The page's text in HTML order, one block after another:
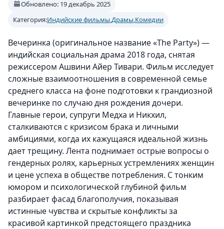
Обновлено: 19 декабрь 2025
Категория:Индийские фильмы,Драмы,Комедии
Вечеринка (оригинальное название «The Party») —
индийская социальная драма 2018 года, снятая
режиссером Ашвини Айер Тивари. Фильм исследует
сложные взаимоотношения в современной семье
среднего класса на фоне подготовки к грандиозной
вечеринке по случаю дня рождения дочери.
Главные герои, супруги Медха и Никхил,
сталкиваются с кризисом брака и личными
амбициями, когда их кажущаяся идеальной жизнь
дает трещину. Лента поднимает острые вопросы о
гендерных ролях, карьерных устремлениях женщин
и цене успеха в обществе потребления. С тонким
юмором и психологической глубиной фильм
разбирает фасад благополучия, показывая
истинные чувства и скрытые конфликты за
красивой картинкой предстоящего праздника